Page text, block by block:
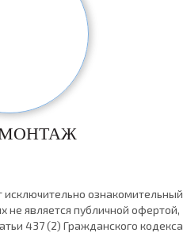
исключительно ознакомительный
не является публичной офертой,
437 (2) Гражданского кодекса